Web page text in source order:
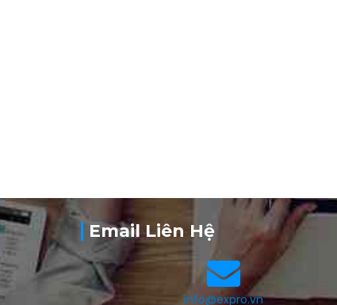
Email Liên Hệ
info@expro.vn